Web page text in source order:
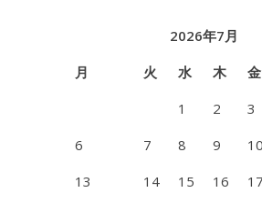
2026年7月
月
火 水 木 金
1
2 3
6
7 8 9 10
13
14 15 16 17